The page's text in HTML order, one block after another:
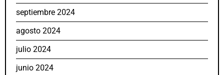
septiembre 2024
agosto 2024
julio 2024
junio 2024